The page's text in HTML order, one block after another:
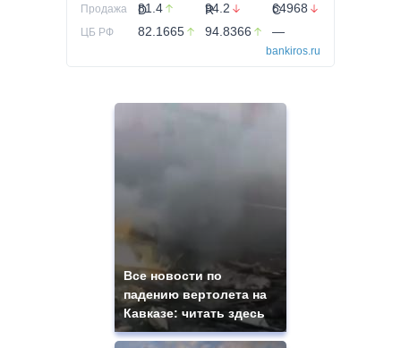
Продажа 81.4 94.2 64968
ЦБ РФ 82.1665 94.8366 —
bankiros.ru
Все новости по
падению вертолета на
Кавказе: читать здесь